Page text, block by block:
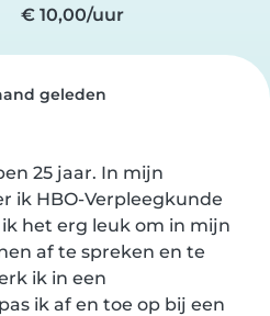
€ 10,00/uur
geleden
25 jaar. In mijn
ik HBO-Verpleegkunde
het erg leuk om in mijn
af te spreken en te
ik in een
ik af en toe op bij een